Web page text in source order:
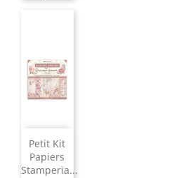
Petit Kit
Papiers
Stamperia...